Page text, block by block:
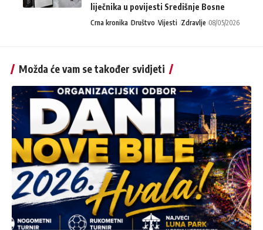
liječnika u povijesti Središnje Bosne
Crna kronika Društvo Vijesti Zdravlje 08/05/2026
Možda će vam se također svidjeti